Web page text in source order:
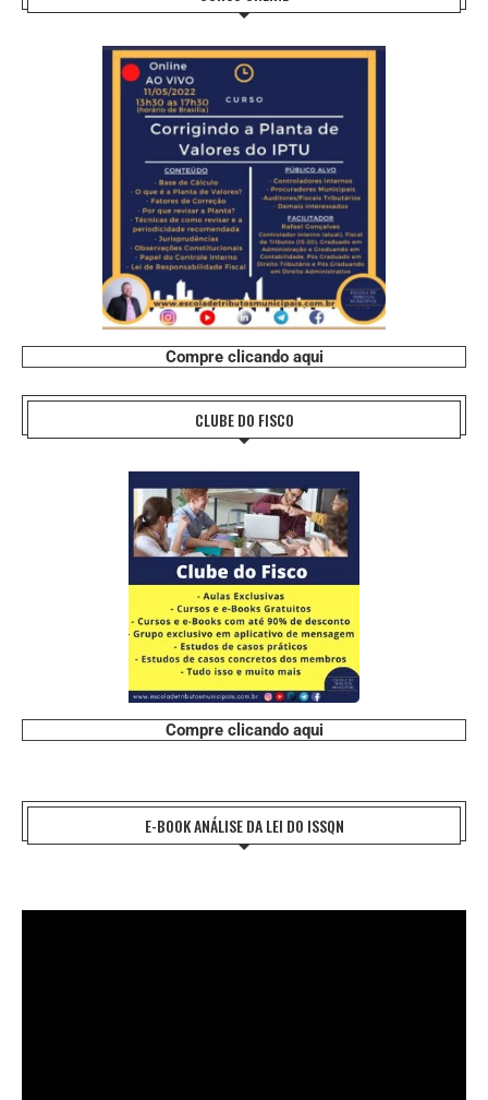
Compre clicando aqui
CLUBE DO FISCO
Compre clicando aqui
E-BOOK ANÁLISE DA LEI DO ISSQN